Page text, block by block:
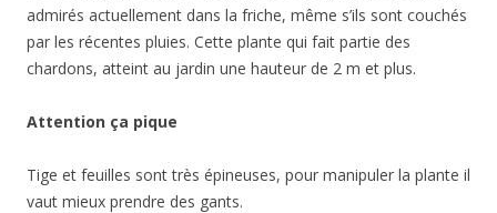
admirés actuellement dans la friche, même s’ils sont couchés
par les récentes pluies. Cette plante qui fait partie des
chardons, atteint au jardin une hauteur de 2 m et plus.
Attention ça pique
Tige et feuilles sont très épineuses, pour manipuler la plante il
vaut mieux prendre des gants.